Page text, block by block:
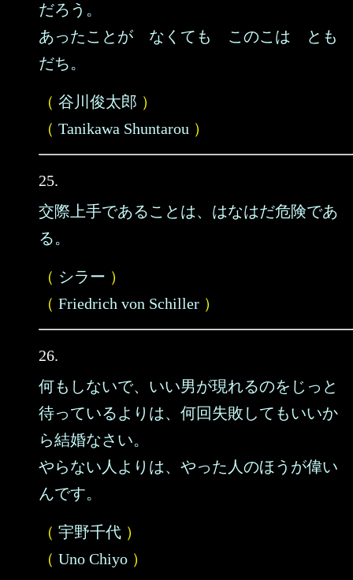
だろう。
あったことが なくても このこは とも
だち。
（ 谷川俊太郎 ）
（ Tanikawa Shuntarou ）
25.
交際上手であることは、はなはだ危険であ
る。
（ シラー ）
（ Friedrich von Schiller ）
26.
何もしないで、いい男が現れるのをじっと
待っているよりは、何回失敗してもいいか
ら結婚なさい。
やらない人よりは、やった人のほうが偉い
んです。
（ 宇野千代 ）
（ Uno Chiyo ）